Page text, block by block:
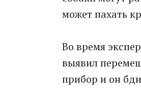
может пахать
Во время
выявил
прибор и он